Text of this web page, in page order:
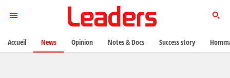
Accueil News Opinion Notes & Docs Success story